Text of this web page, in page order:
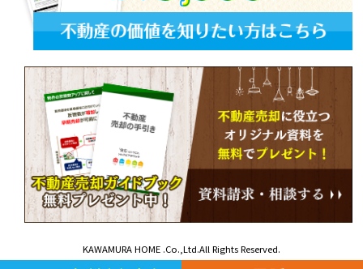
KAWAMURA HOME .Co.,Ltd.All Rights Reserved.